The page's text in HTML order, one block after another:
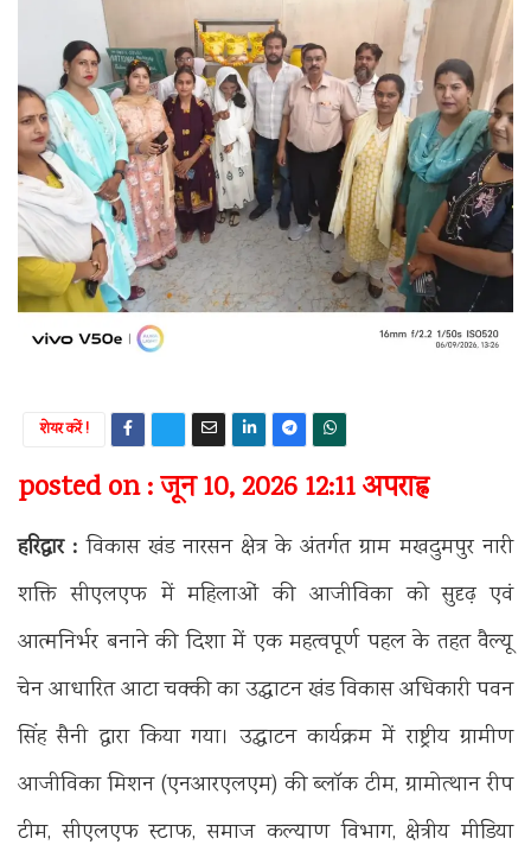
शेयर करें !
posted on : जून 10, 2026 12:11 अपराह्न
हरिद्वार : विकास खंड नारसन क्षेत्र के अंतर्गत ग्राम मखदुमपुर नारी
शक्ति सीएलएफ में महिलाओं की आजीविका को सुदृढ़ एवं
आत्मनिर्भर बनाने की दिशा में एक महत्वपूर्ण पहल के तहत वैल्यू
चेन आधारित आटा चक्की का उद्घाटन खंड विकास अधिकारी पवन
सिंह सैनी द्वारा किया गया। उद्घाटन कार्यक्रम में राष्ट्रीय ग्रामीण
आजीविका मिशन (एनआरएलएम) की ब्लॉक टीम, ग्रामोत्थान रीप
टीम, सीएलएफ स्टाफ, समाज कल्याण विभाग, क्षेत्रीय मीडिया